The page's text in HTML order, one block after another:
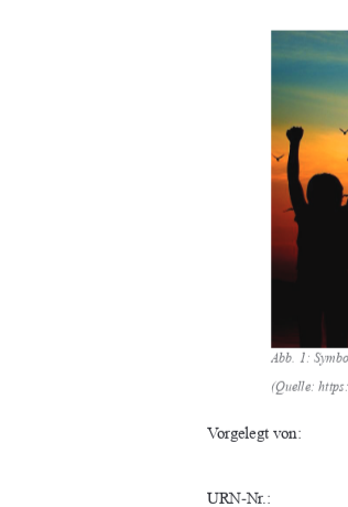
Vorgelegt von:
URN-Nr.:
Abb. 1:
(Quelle: